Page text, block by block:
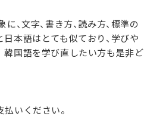
文字、書き方、読み方、標準の
本語はとても似ており、学びや
韓国語を学び直したい方も是非ど
いください。